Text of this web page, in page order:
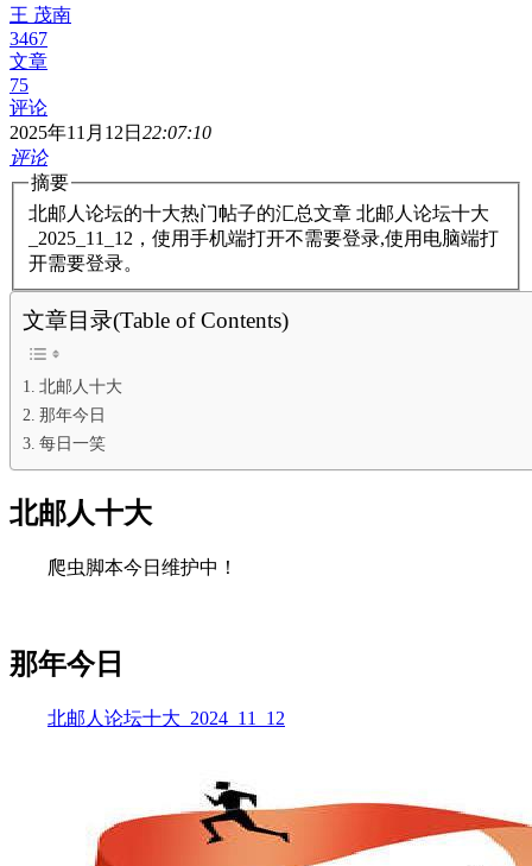
王 茂南
3467
文章
75
评论
2025年11月12日 22:07:10
评论
摘要
北邮人论坛的十大热门帖子的汇总文章 北邮人论坛十大
_2025_11_12，使用手机端打开不需要登录,使用电脑端打
开需要登录。
文章目录(Table of Contents)
北邮人十大
那年今日
每日一笑
北邮人十大
爬虫脚本今日维护中！
那年今日
北邮人论坛十大_2024_11_12